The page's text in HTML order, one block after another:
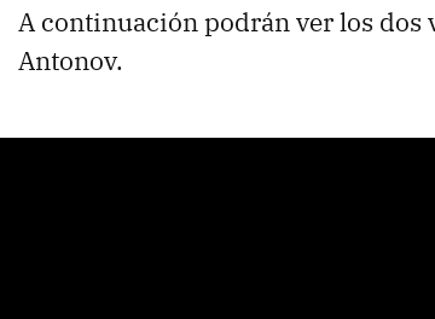
A continuación podrán ver los dos
Antonov.